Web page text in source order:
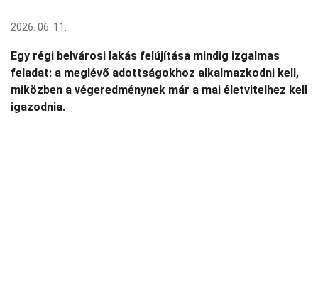
2026. 06. 11.
Egy régi belvárosi lakás felújítása mindig izgalmas
feladat: a meglévő adottságokhoz alkalmazkodni kell,
miközben a végeredménynek már a mai életvitelhez kell
igazodnia.